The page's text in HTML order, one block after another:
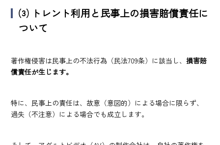
⑶ トレント利用と民事上の損害賠償責任に
ついて
著作権侵害は民事上の不法行為（民法709条）に該当し、 損害賠
償責任が生じます。
特に、民事上の責任は、故意（意図的）による場合に限らず、
過失（不注意）による場合でも成立します。